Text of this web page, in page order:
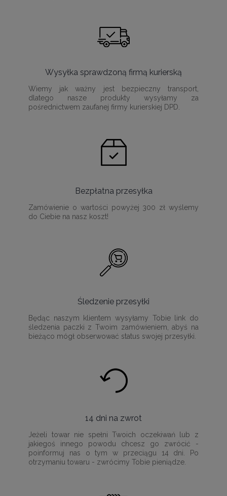
Wysyłka sprawdzoną firmą kurierską
Wiemy jak ważny jest bezpieczny transport,
dlatego nasze produkty wysyłamy za
pośrednictwem zaufanej firmy kurierskiej DPD.
Bezpłatna przesyłka
Zamówienie o wartości powyżej 300 zł wyślemy
do Ciebie na nasz koszt!
Śledzenie przesyłki
Będąc naszym klientem wysyłamy Tobie link do
śledzenia paczki z Twoim zamówieniem, abyś na
bieżąco mógł obserwować status swojej przesyłki.
14 dni na zwrot
Jeżeli towar nie spełni Twoich oczekiwań lub z
jakiegoś innego powodu chcesz go zwrócić -
poinformuj nas o tym w przeciągu 14 dni. Po
otrzymaniu towaru - zwrócimy Tobie pieniądze.